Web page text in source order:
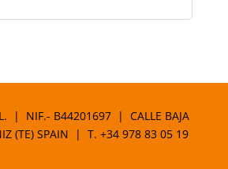
| NIF.- B44201697 | CALLE BAJA
(TE) SPAIN | T.+34 978 83 05 19